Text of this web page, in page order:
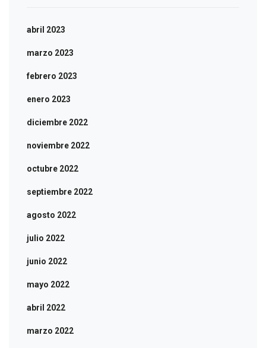
abril 2023
marzo 2023
febrero 2023
enero 2023
diciembre 2022
noviembre 2022
octubre 2022
septiembre 2022
agosto 2022
julio 2022
junio 2022
mayo 2022
abril 2022
marzo 2022